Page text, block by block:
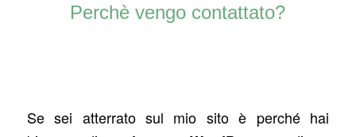
Perchè vengo contattato?
Se sei atterrato sul mio sito è perché hai